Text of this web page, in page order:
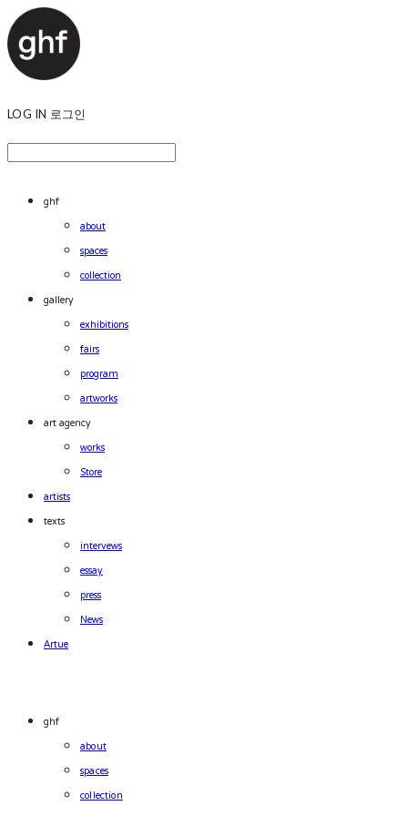
LOG IN 로그인
ghf
about
spaces
collection
gallery
exhibitions
fairs
program
artworks
art agency
works
Store
artists
texts
intervews
essay
press
News
Artue
ghf
about
spaces
collection